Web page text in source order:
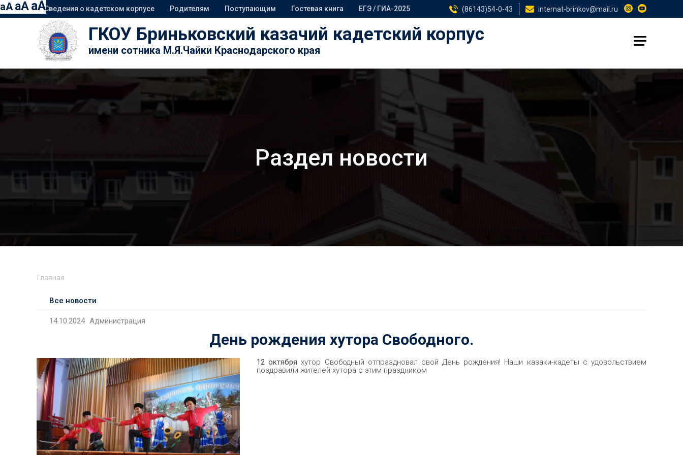
aA aAaAСведения о кадетском корпусе Родителям Поступающим Гостевая книга ЕГЭ / ГИА-2025 (86143)54-0-43 internat-brinkov@mail.ru
ГКОУ Бриньковский казачий кадетский корпус
имени сотника М.Я.Чайки Краснодарского края
Раздел новости
Главная
Все новости
14.10.2024 Администрация
День рождения хутора Свободного.
12 октября хутор Свободный отпраздновал свой День рождения! Наши казаки-кадеты с удовольствием
поздравили жителей хутора с этим праздником